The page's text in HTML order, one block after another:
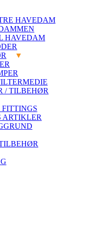
HAVEDAM
HAVEDAM
/ TILBEHØR
ARTIKLER